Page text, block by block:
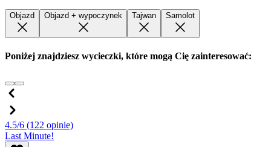
Objazd Objazd + wypoczynek Tajwan Samolot
Poniżej znajdziesz wycieczki, które mogą Cię zainteresować:
4.5/6 (122 opinie)
Last Minute!